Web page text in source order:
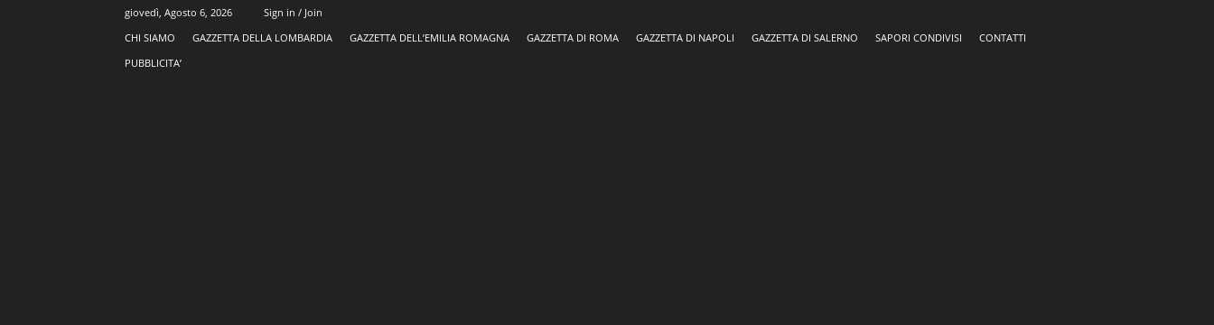
giovedì, Agosto 6, 2026
Sign in / Join
CHI SIAMO
GAZZETTA DELLA LOMBARDIA GAZZETTA DELL’EMILIA ROMAGNA GAZZETTA DI ROMA GAZZETTA DI NAPOLI GAZZETTA DI SALERNO SAPORI CONDIVISI
CONTATTI
PUBBLICITA’